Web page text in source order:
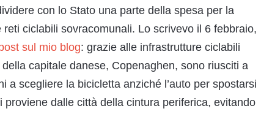
con lo Stato una parte della spesa per la
ciclabili sovracomunali. Lo scrivevo il 6 febbraio,
sul mio blog: grazie alle infrastrutture ciclabili
capitale danese, Copenaghen, sono riusciti a
a scegliere la bicicletta anziché l’auto per spostarsi
proviene dalle città della cintura periferica, evitando